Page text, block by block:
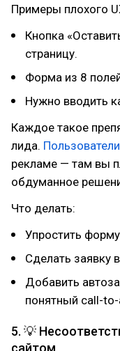
Примеры плохого
Кнопка
страницу.
Форма из 8
Нужно вводить
Каждое такое
лида.
рекламе — там вы
обдуманное
Что делать:
Упростить
Сделать заявку
Добавить
понятный call-
5. 💡
сайтом